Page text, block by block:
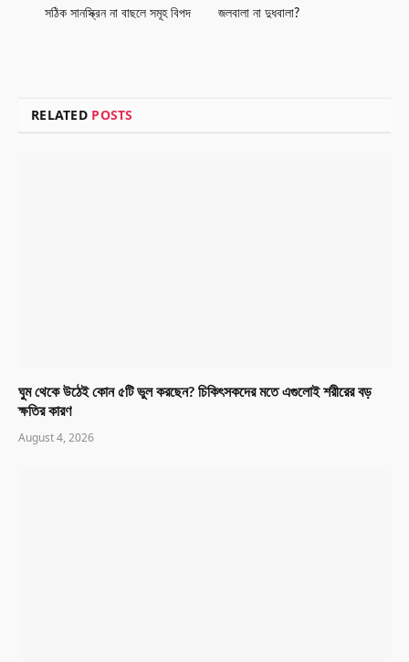
সঠিক সানস্ক্রিন না বাছলে সমূহ বিপদ জলবালা না দুধবালা?
RELATED POSTS
ঘুম থেকে উঠেই কোন ৫টি ভুল করছেন? চিকিৎসকদের মতে এগুলোই শরীরের বড়
ক্ষতির কারণ
August 4, 2026